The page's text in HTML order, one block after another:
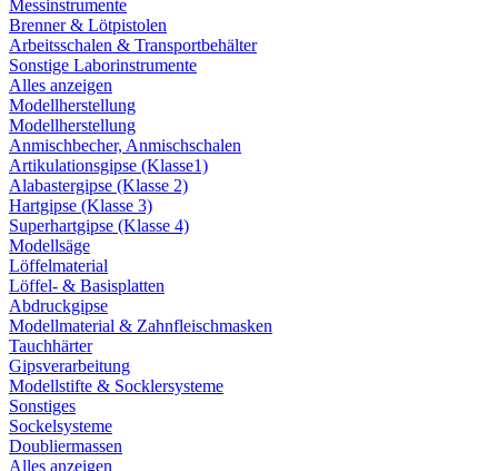
Messinstrumente
Brenner & Lötpistolen
Arbeitsschalen & Transportbehälter
Sonstige Laborinstrumente
Alles anzeigen
Modellherstellung
Modellherstellung
Anmischbecher, Anmischschalen
Artikulationsgipse (Klasse1)
Alabastergipse (Klasse 2)
Hartgipse (Klasse 3)
Superhartgipse (Klasse 4)
Modellsäge
Löffelmaterial
Löffel- & Basisplatten
Abdruckgipse
Modellmaterial & Zahnfleischmasken
Tauchhärter
Gipsverarbeitung
Modellstifte & Socklersysteme
Sonstiges
Sockelsysteme
Doubliermassen
Alles anzeigen